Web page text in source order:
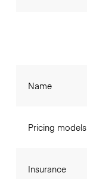
Name
Pricing models
Insurance